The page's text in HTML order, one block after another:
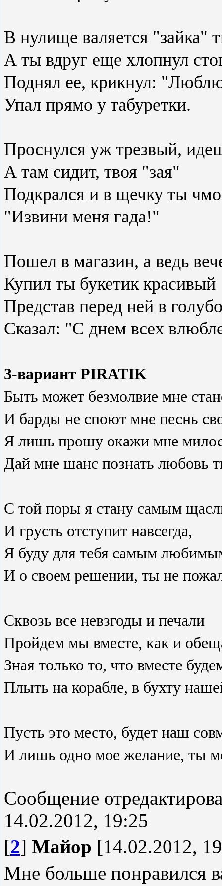
В нулище валяется "зайка"
А ты вдруг еще хлопнул
Поднял ее, крикнул:
Упал прямо у табуретки.
Проснулся уж трезвый,
А там сидит, твоя "зая"
Подкрался и в щечку ты
"Извини меня гада!"
Пошел в магазин, а ведь
Купил ты букетик красивый
Представ перед ней в
Сказал: "С днем всех
3-вариант PIRATIK
Быть может безмолвие мне
И барды не споют мне песнь
Я лишь прошу окажи мне
Дай мне шанс познать любовь
С той поры я стану самым
И грусть отступит навсегда,
Я буду для тебя самым
И о своем решении, ты не
Сквозь все невзгоды и печали
Пройдем мы вместе, как и
Зная только то, что вместе
Плыть на корабле, в бухту
Пусть это место, будет наш
И лишь одно мое желание, ты
Сообщение
14.02.2012, 19:25
[2] Майор [14.02.2012,
Мне больше понравился